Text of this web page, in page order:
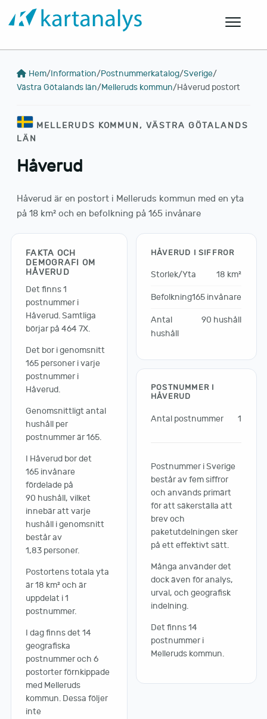
Hem/Information/Postnummerkatalog/Sverige/
Västra Götalands län/Melleruds kommun/Håverud postort
MELLERUDS KOMMUN, VÄSTRA GÖTALANDS
LÄN
Håverud
Håverud är en postort i Melleruds kommun med en yta
på 18 km² och en befolkning på 165 invånare
FAKTA OCH
DEMOGRAFI OM
HÅVERUD
Det finns 1
postnummer i
Håverud. Samtliga
börjar på 464 7X.
Det bor i genomsnitt
165 personer i varje
postnummer i
Håverud.
Genomsnittligt antal
hushåll per
postnummer är 165.
I Håverud bor det
165 invånare
fördelade på
90 hushåll, vilket
innebär att varje
hushåll i genomsnitt
består av
1,83 personer.
Postortens totala yta
är 18 km² och är
uppdelat i 1
postnummer.
I dag finns det 14
geografiska
postnummer och 6
postorter förnkippade
med Melleruds
kommun. Dessa följer
inte
HÅVERUD I SIFFROR
Storlek/Yta 18 km²
Befolkning165 invånare
Antal
hushåll
90 hushåll
POSTNUMMER I
HÅVERUD
Antal postnummer 1
Postnummer i Sverige
består av fem siffror
och används primärt
för att säkerställa att
brev och
paketutdelningen sker
på ett effektivt sätt.
Många använder det
dock även för analys,
urval, och geografisk
indelning.
Det finns 14
postnummer i
Melleruds kommun.